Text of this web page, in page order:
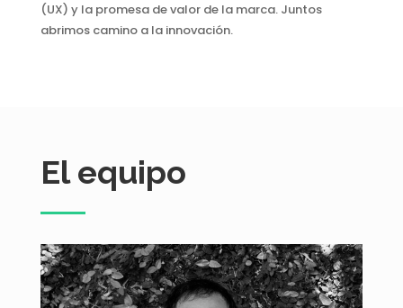
(UX) y la promesa de valor de la marca. Juntos
abrimos camino a la innovación.
El equipo